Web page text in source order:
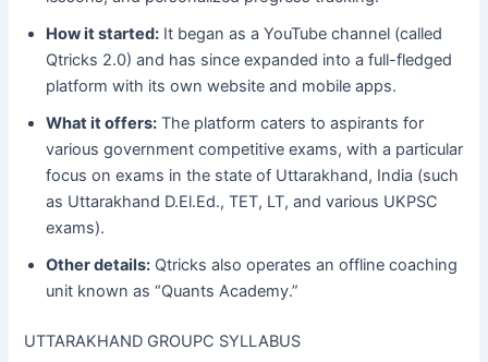
How it started: It began as a YouTube channel (called
Qtricks 2.0) and has since expanded into a full-fledged
platform with its own website and mobile apps.
What it offers: The platform caters to aspirants for
various government competitive exams, with a particular
focus on exams in the state of Uttarakhand, India (such
as Uttarakhand D.El.Ed., TET, LT, and various UKPSC
exams).
Other details: Qtricks also operates an offline coaching
unit known as “Quants Academy.”
UTTARAKHAND GROUPC SYLLABUS